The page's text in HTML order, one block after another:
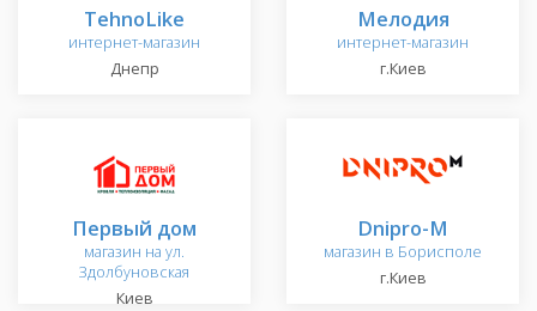
TehnoLike
интернет-магазин
Днепр
Мелодия
интернет-магазин
г.Киев
Первый дом
магазин на ул.
Здолбуновская
Киев
Dnipro-M
магазин в Борисполе
г.Киев